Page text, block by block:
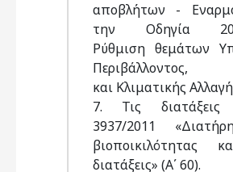
αποβλήτων -
την Οδηγία
Ρύθμιση θεμάτων
Περιβάλλοντος,
και Κλιματικής
7. Τις
3937/2011
βιοποικιλότητας
διατάξεις» (Α΄ 60).